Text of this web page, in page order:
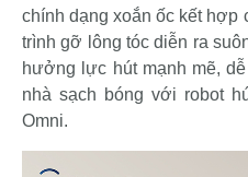
chính dạng xoắn ốc kết hợp
trình gỡ lông tóc diễn ra
hưởng lực hút mạnh mẽ,
nhà sạch bóng với robot
Omni.